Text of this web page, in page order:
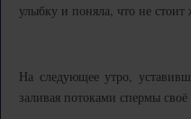
улыбку и поняла, что не стоит
На следующее утро,
заливая потоками спермы